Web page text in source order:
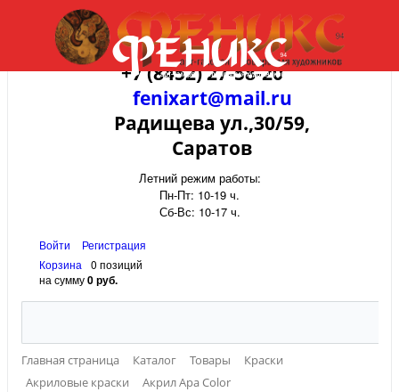
+7 (8452) 27-58-20
fenixart@mail.ru
Радищева ул.,30/59,
Саратов
Летний режим работы:
Пн-Пт: 10-19 ч.
Сб-Вс: 10-17 ч.
Войти
Регистрация
Корзина
0 позиций
на сумму0 руб.
Главная страница Каталог Товары
Краски
Акриловые краски
Акрил Apa Color